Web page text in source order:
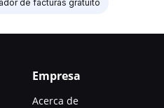
de facturas gratuito
Empresa
Acerca de